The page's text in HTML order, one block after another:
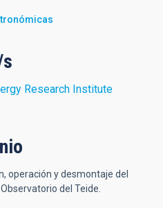
Research Institute
operación y desmontaje del
del Teide.